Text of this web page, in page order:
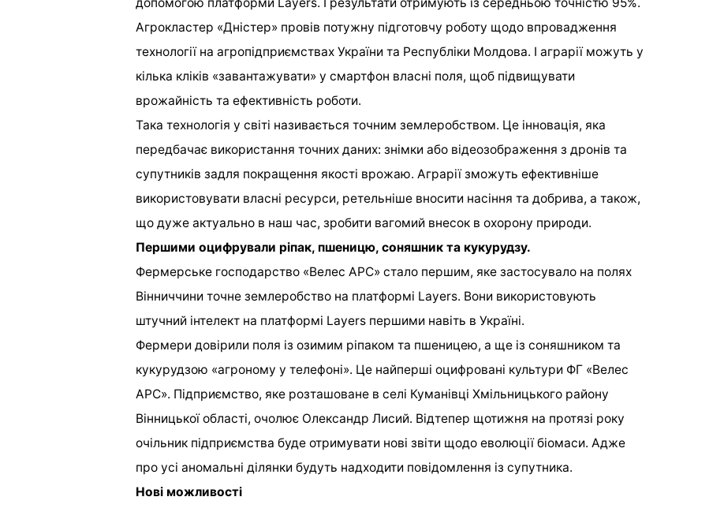
Агрокластер «Дністер» провів потужну підготовчу роботу щодо впровадження
технології на агропідприємствах України та Республіки Молдова. І аграрії можуть у
кілька кліків «завантажувати» у смартфон власні поля, щоб підвищувати
врожайність та ефективність роботи.
Така технологія у світі називається точним землеробством. Це інновація, яка
передбачає використання точних даних: знімки або відеозображення з дронів та
супутників задля покращення якості врожаю. Аграрії зможуть ефективніше
використовувати власні ресурси, ретельніше вносити насіння та добрива, а також,
що дуже актуально в наш час, зробити вагомий внесок в охорону природи.
Першими оцифрували ріпак, пшеницю, соняшник та кукурудзу.
Фермерське господарство «Велес АРС» стало першим, яке застосувало на полях
Вінниччини точне землеробство на платформі Layers. Вони використовують
штучний інтелект на платформі Layers першими навіть в Україні.
Фермери довірили поля із озимим ріпаком та пшеницею, а ще із соняшником та
кукурудзою «агроному у телефоні». Це найперші оцифровані культури ФГ «Велес
АРС». Підприємство, яке розташоване в селі Куманівці Хмільницького району
Вінницької області, очолює Олександр Лисий. Відтепер щотижня на протязі року
очільник підприємства буде отримувати нові звіти щодо еволюції біомаси. Адже
про усі аномальні ділянки будуть надходити повідомлення із супутника.
Нові можливості